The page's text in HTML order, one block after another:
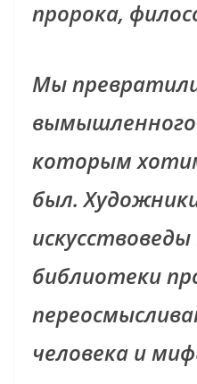
пророка,
Мы
вымышленного
которым
был.
библиотеки
человека и